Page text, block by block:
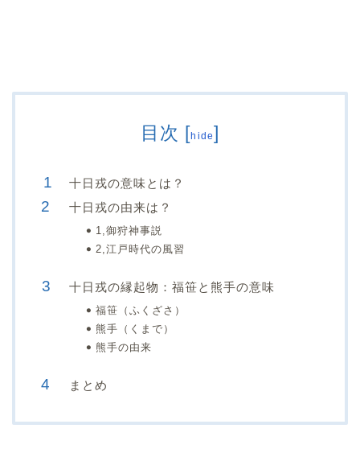
目次 [hide]
十日戎の意味とは？
十日戎の由来は？
1,御狩神事説
2,江戸時代の風習
十日戎の縁起物：福笹と熊手の意味
福笹（ふくざさ）
熊手（くまで）
熊手の由来
まとめ